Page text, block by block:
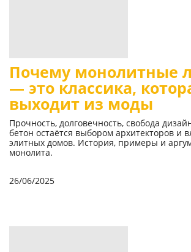
Почему монолитные
— это классика,
выходит из моды
Прочность, долговечность, свобода
бетон остаётся выбором архитекторов и
элитных домов. История, примеры и
монолита.
26/06/2025